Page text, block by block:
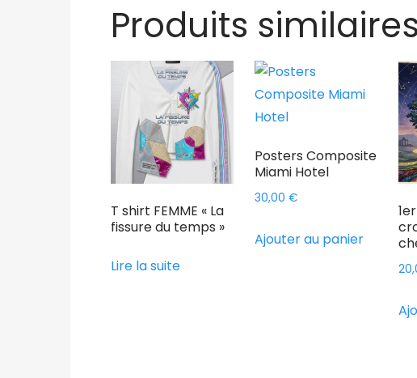
Produits similaires
T shirt FEMME « La
fissure du temps »
Lire la suite
Posters Composite
Miami Hotel
30,00€
Ajouter au panier